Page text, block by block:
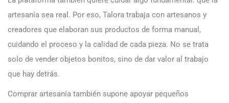
artesanía sea real. Por eso, Talora trabaja con artesanos y
creadores que elaboran sus productos de forma manual,
cuidando el proceso y la calidad de cada pieza. No se trata
solo de vender objetos bonitos, sino de dar valor al trabajo
que hay detrás.
Comprar artesanía también supone apoyar pequeños